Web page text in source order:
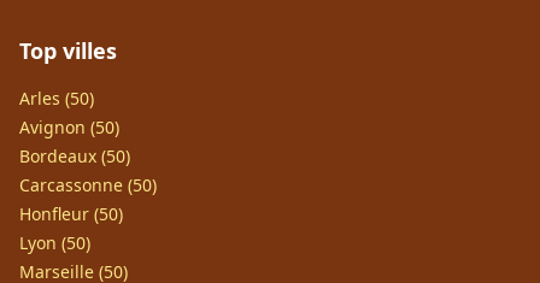
Top villes
Arles (50)
Avignon (50)
Bordeaux (50)
Carcassonne (50)
Honfleur (50)
Lyon (50)
Marseille (50)